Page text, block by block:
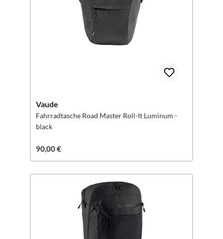
Vaude
Fahrradtasche Road Master Roll-It Luminum -
black
90,00 €